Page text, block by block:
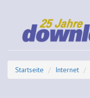
Startseite Internet